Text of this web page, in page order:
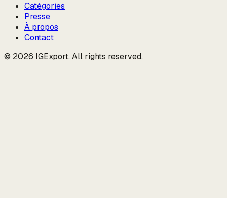
Catégories
Presse
À propos
Contact
© 2026 IGExport. All rights reserved.